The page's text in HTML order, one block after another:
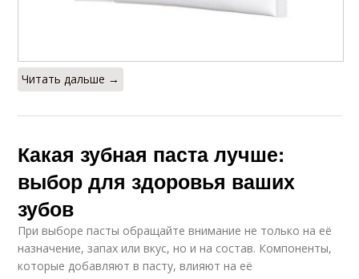
Читать дальше →
Какая зубная паста лучше:
выбор для здоровья ваших
зубов
При выборе пасты обращайте внимание не только на её
назначение, запах или вкус, но и на состав. Компоненты,
которые добавляют в пасту, влияют на её